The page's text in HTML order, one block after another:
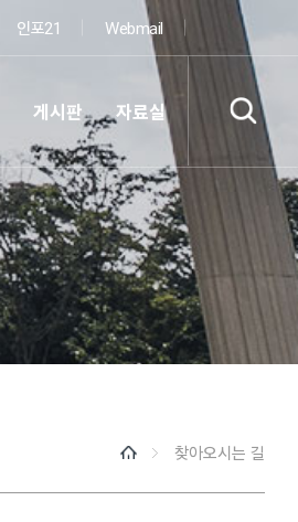
인포21 Webmail
게시판 자료실
찾아오시는 길